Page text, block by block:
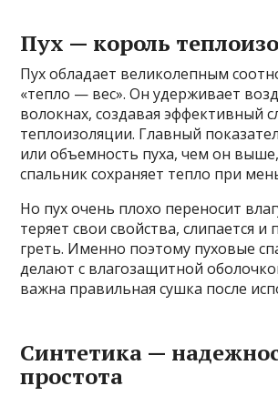
Пух — король
Пух обладает великолепным
«тепло — вес». Он удерживает
волокнах, создавая эффективный
теплоизоляции. Главный
или объемность пуха, чем он
спальник сохраняет тепло при
Но пух очень плохо переносит
теряет свои свойства, слипается и
греть. Именно поэтому пуховые
делают с влагозащитной
важна правильная сушка после
Синтетика —
простота